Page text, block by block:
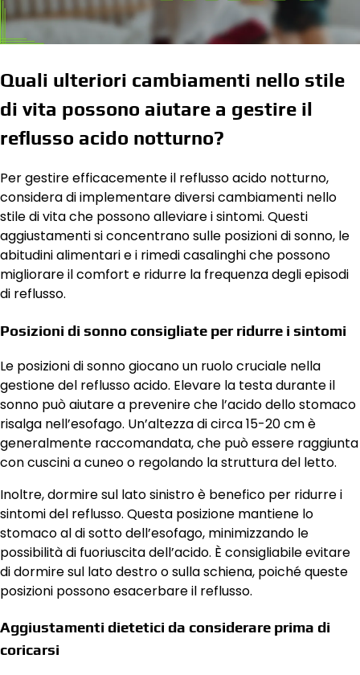
Quali ulteriori cambiamenti nello stile
di vita possono aiutare a gestire il
reflusso acido notturno?
Per gestire efficacemente il reflusso acido notturno,
considera di implementare diversi cambiamenti nello
stile di vita che possono alleviare i sintomi. Questi
aggiustamenti si concentrano sulle posizioni di sonno, le
abitudini alimentari e i rimedi casalinghi che possono
migliorare il comfort e ridurre la frequenza degli episodi
di reflusso.
Posizioni di sonno consigliate per ridurre i sintomi
Le posizioni di sonno giocano un ruolo cruciale nella
gestione del reflusso acido. Elevare la testa durante il
sonno può aiutare a prevenire che l’acido dello stomaco
risalga nell’esofago. Un’altezza di circa 15-20 cm è
generalmente raccomandata, che può essere raggiunta
con cuscini a cuneo o regolando la struttura del letto.
Inoltre, dormire sul lato sinistro è benefico per ridurre i
sintomi del reflusso. Questa posizione mantiene lo
stomaco al di sotto dell’esofago, minimizzando le
possibilità di fuoriuscita dell’acido. È consigliabile evitare
di dormire sul lato destro o sulla schiena, poiché queste
posizioni possono esacerbare il reflusso.
Aggiustamenti dietetici da considerare prima di
coricarsi